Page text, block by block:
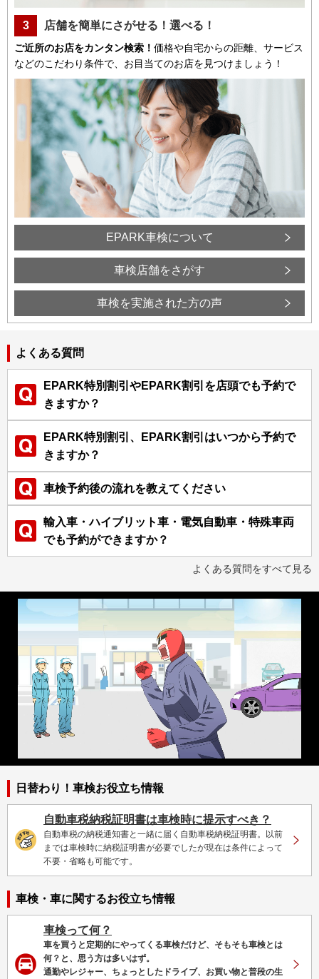
3 店舗を簡単にさがせる！選べる！
ご近所のお店をカンタン検索！ 価格や自宅からの距離、サービス
などのこだわり条件で、お目当てのお店を見つけましょう！
EPARK車検について
車検店舗をさがす
車検を実施された方の声
よくある質問
EPARK特別割引やEPARK割引を店頭でも予約で
きますか？
EPARK特別割引、EPARK割引はいつから予約で
きますか？
車検予約後の流れを教えてください
輸入車・ハイブリット車・電気自動車・特殊車両
でも予約ができますか？
よくある質問をすべて見る
日替わり！車検お役立ち情報
自動車税納税証明書は車検時に提示すべき？
自動車税の納税通知書と一緒に届く自動車税納税証明書。以前
までは車検時に納税証明書が必要でしたが現在は条件によって
不要・省略も可能です。
車検・車に関するお役立ち情報
車検って何？
車を買うと定期的にやってくる車検だけど、そもそも車検とは
何？と、思う方は多いはず。
通勤やレジャー、ちょっとしたドライブ、お買い物と普段の生